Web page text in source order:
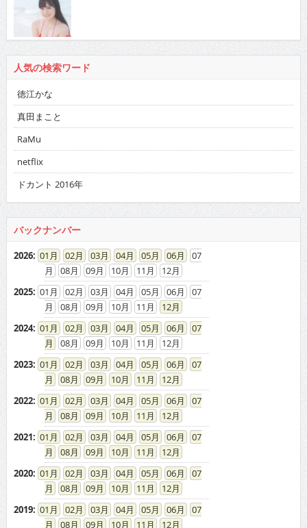
人気の検索ワード
徳江かな
真田まこと
RaMu
netflix
ドカント 2016年
バックナンバー
2026: 01 02 03 04 05 06
07
08
09 10 11
12
2025: 01 02 03 04 05 06
07
08
09 10 11
12
2024: 01 02 03 04 05 06
07
08
09 10 11
12
2023: 01 02 03 04 05 06
07
08
09 10 11
12
2022: 01 02 03 04 05 06
07
08
09 10 11
12
2021: 01 02 03 04 05 06
07
08
09 10 11
12
2020: 01 02 03 04 05 06
07
08
09 10 11
12
2019: 01 02 03 04 05 06
07
08
09 10 11
12